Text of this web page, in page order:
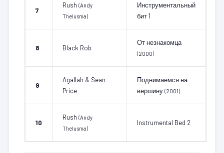
7
Rush (Andy
Thelusma)
Инструментальный
бит 1
8 Black Rob
От незнакомца
(2000)
9
Agallah & Sean
Price
Поднимаемся на
вершину (2001)
10
Rush (Andy
Thelusma)
Instrumental Bed 2